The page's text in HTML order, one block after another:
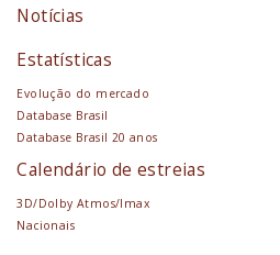
Notícias
Estatísticas
Evolução do mercado
Database Brasil
Database Brasil 20 anos
Calendário de estreias
3D/Dolby Atmos/Imax
Nacionais